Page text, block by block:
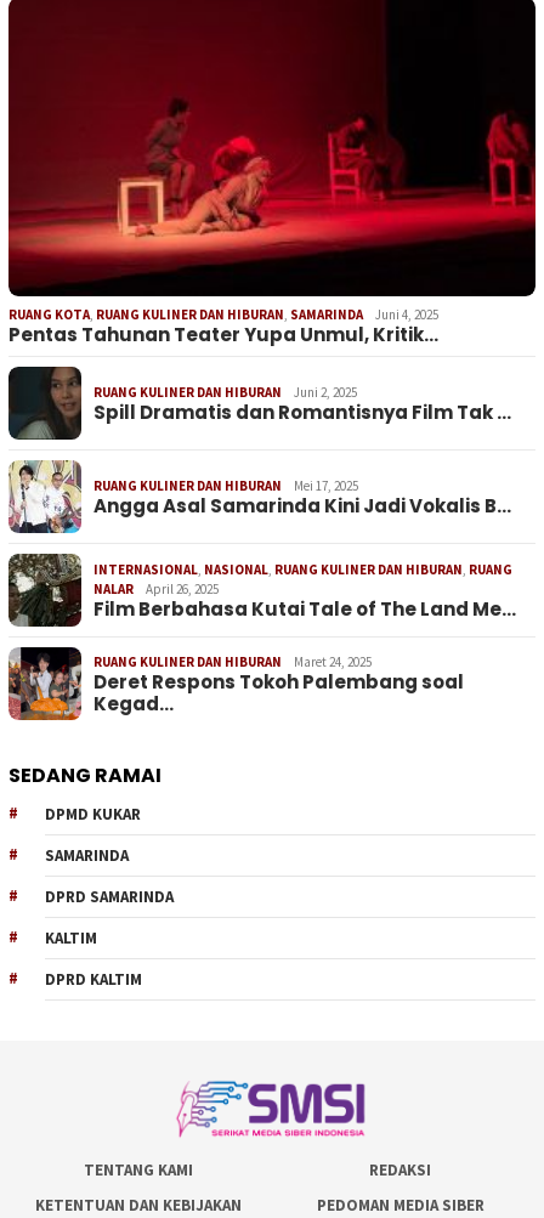
RUANG KOTA RUANG KULINER DAN HIBURAN SAMARINDA Juni 4, 2025
Pentas Tahunan Teater Yupa Unmul, Kritik…
RUANG KULINER DAN HIBURAN Juni 2, 2025
Spill Dramatis dan Romantisnya Film Tak …
RUANG KULINER DAN HIBURAN Mei 17, 2025
Angga Asal Samarinda Kini Jadi Vokalis B…
INTERNASIONAL NASIONAL RUANG KULINER DAN HIBURAN RUANG
NALAR
April 26, 2025
Film Berbahasa Kutai Tale of The Land Me…
RUANG KULINER DAN HIBURAN Maret 24, 2025
Deret Respons Tokoh Palembang soal
Kegad…
SEDANG RAMAI
DPMD KUKAR
SAMARINDA
DPRD SAMARINDA
KALTIM
DPRD KALTIM
TENTANG KAMI
REDAKSI
KETENTUAN DAN KEBIJAKAN
PEDOMAN MEDIA SIBER